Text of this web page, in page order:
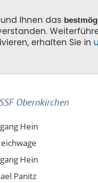
& Freiwasser
Obernkirchen
Hein
Hein
Panitz
Ihnen das
erhalten Sie in